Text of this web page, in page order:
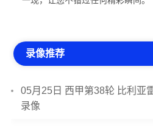
录像推荐
05月25日 西甲第38轮 比利亚
录像